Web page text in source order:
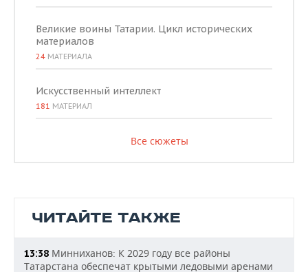
Великие воины Татарии. Цикл исторических
материалов
24 МАТЕРИАЛА
Искусственный интеллект
181 МАТЕРИАЛ
Все сюжеты
ЧИТАЙТЕ ТАКЖЕ
13:38 Минниханов: К 2029 году все районы
Татарстана обеспечат крытыми ледовыми аренами